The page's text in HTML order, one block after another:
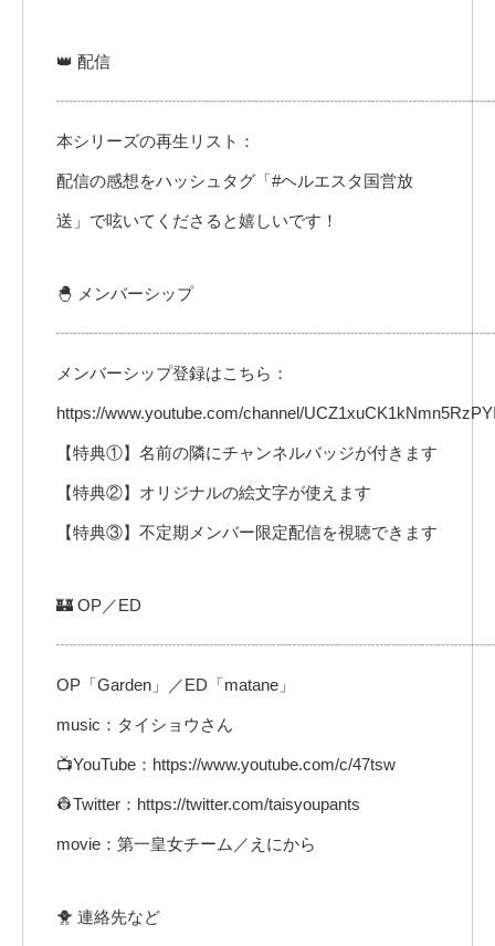
👑 配信
本シリーズの再生リスト：
配信の感想をハッシュタグ「#ヘルエスタ国営放
送」で呟いてくださると嬉しいです！
🐣 メンバーシップ
メンバーシップ登録はこちら：
https://www.youtube.com/channel/
【特典①】名前の隣にチャンネルバッジが付きます
【特典②】オリジナルの絵文字が使えます
【特典③】不定期メンバー限定配信を視聴できます
🏰 OP／ED
OP「Garden」／ED「matane」
music：タイショウさん
📺YouTube：https://www.youtube.com/c/47tsw
👷‍Twitter：https://twitter.com/taisyoupants
movie：第一皇女チーム／えにから
🐥 連絡先など